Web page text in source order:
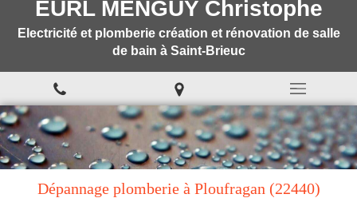
EURL MENGUY Christophe
Electricité et plomberie création et rénovation de salle
de bain à Saint-Brieuc
Dépannage plomberie à Ploufragan (22440)